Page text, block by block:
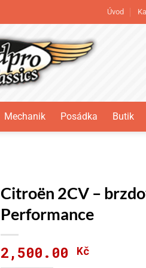
Úvod
Mechanik Posádka Butik
Citroën 2CV –
Performance
2,500.00 Kč